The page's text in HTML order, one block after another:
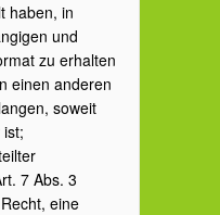
haben, in
und
zu erhalten
einen anderen
soweit
7 Abs. 3
eine